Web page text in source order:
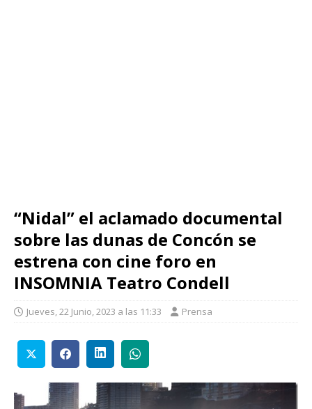
“Nidal” el aclamado documental
sobre las dunas de Concón se
estrena con cine foro en
INSOMNIA Teatro Condell
Jueves, 22 Junio, 2023 a las 11:33 Prensa